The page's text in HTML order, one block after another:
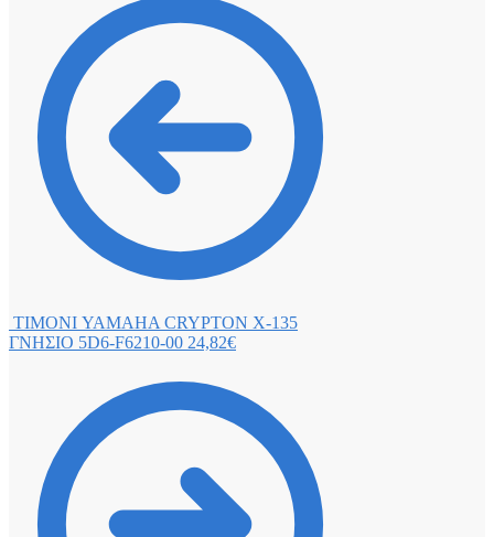
ΤΙΜΟΝΙ YAMAHA CRYPTON X-135
ΓΝΗΣΙΟ 5D6-F6210-00 24,82€